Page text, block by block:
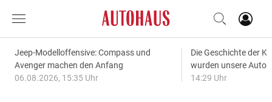
Jeep-Modelloffensive: Compass und
Avenger machen den Anfang
06.08.2026, 15:35 Uhr
Die Geschichte der
wurden unsere
14:29 Uhr